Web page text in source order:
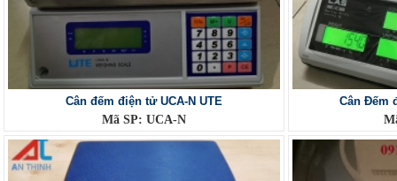
Cân đếm điện tử UCA-N UTE
Mã SP: UCA-N
Cân Đếm